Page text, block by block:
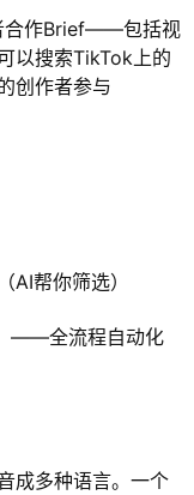
合作Brief——包括视
以搜索TikTok上的
创作者参与
AI帮你筛选）
——全流程自动化
成多种语言。一个